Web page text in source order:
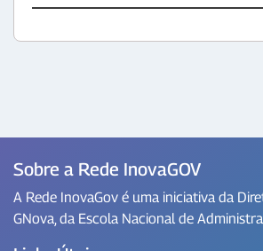
Sobre a Rede InovaGOV
A Rede InovaGov é uma iniciativa da
GNova, da Escola Nacional de